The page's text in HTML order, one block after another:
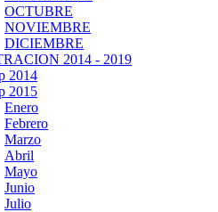
OCTUBRE
NOVIEMBRE
DICIEMBRE
2014 - 2019
2014
2015
Enero
Febrero
Marzo
Abril
Mayo
Junio
Julio